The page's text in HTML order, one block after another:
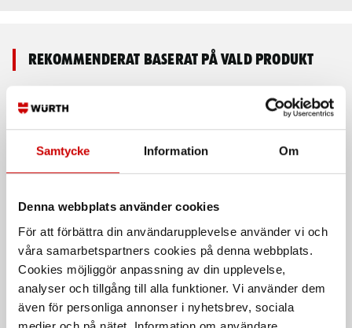
Samtycke Information Om
Denna webbplats använder cookies
För att förbättra din användarupplevelse använder vi och
våra samarbetspartners cookies på denna webbplats.
Cookies möjliggör anpassning av din upplevelse,
analyser och tillgång till alla funktioner. Vi använder dem
även för personliga annonser i nyhetsbrev, sociala
Rekommenderat baserat på vald produkt
Hängselbyxa bomull
2600 100% bomull
Hängselbyxa hantverk
2600 65% polyester, 35% bomull